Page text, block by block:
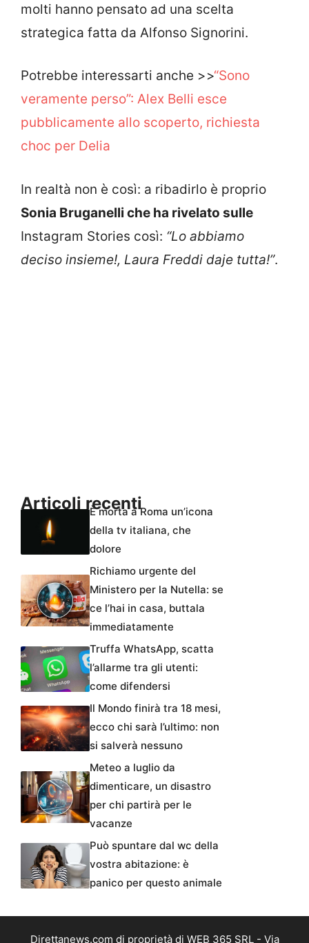
molti hanno pensato ad una scelta
strategica fatta da Alfonso Signorini.
Potrebbe interessarti anche >>“Sono
veramente perso”: Alex Belli esce
pubblicamente allo scoperto, richiesta
choc per Delia
In realtà non è così: a ribadirlo è proprio
Sonia Bruganelli che ha rivelato sulle
Instagram Stories così: “Lo abbiamo
deciso insieme!, Laura Freddi daje tutta!”.
Articoli recentiÈ morta a Roma un’icona
della tv italiana, che
dolore
Richiamo urgente del
Ministero per la Nutella: se
ce l’hai in casa, buttala
immediatamente
Truffa WhatsApp, scatta
l’allarme tra gli utenti:
come difendersi
Il Mondo finirà tra 18 mesi,
ecco chi sarà l’ultimo: non
si salverà nessuno
Meteo a luglio da
dimenticare, un disastro
per chi partirà per le
vacanze
Può spuntare dal wc della
vostra abitazione: è
panico per questo animale
Direttanews.com di proprietà di WEB 365 SRL - Via